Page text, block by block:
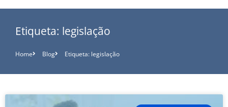
Etiqueta: legislação
Home Blog Etiqueta: legislação